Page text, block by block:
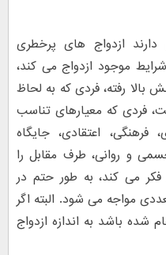
ازدواج های پرخطری
موجود ازدواج می کند،
رفته، فردی که به لحاظ
فردی که معیارهای تناسب
اعتقادی، جایگاه
و روانی، طرف مقابل را
فکر می کند، به طور حتم در
مواجه می شود. البته اگر
شده باشد به اندازه ازدواج